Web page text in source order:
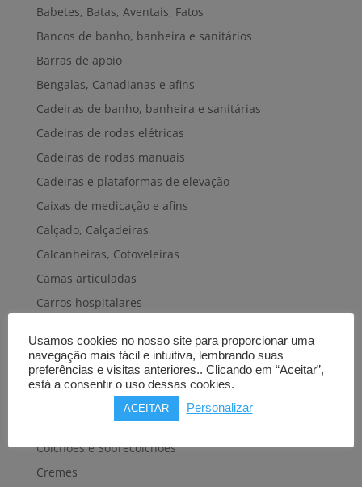
Babetes, Batas, Aventais, Fatos
Bancos de banho, banheira e sanitários
Barras de apoio
Bengalas, Canadianas e afins
Cadeiras de banho, banheira e sanitárias
Cadeiras de rodas elétricas
Cadeiras de rodas manuais
Cadeiras e plataformas de elevação
Caixas de medicação e afins
Calçado, Calçadeiras
Calcanheiras, Cotoveleiras
Camas articuladas
Carros hospitalares
Cintas e Faixas
Cintos, Coletes e afins
Cintos de transferência e mobilidade
Colares cervicais
Colchões e Sobrecolchões
Cremes
Usamos cookies no nosso site para proporcionar uma
navegação mais fácil e intuitiva, lembrando suas
preferências e visitas anteriores.. Clicando em “Aceitar”,
está a consentir o uso dessas cookies.
ACEITAR Personalizar